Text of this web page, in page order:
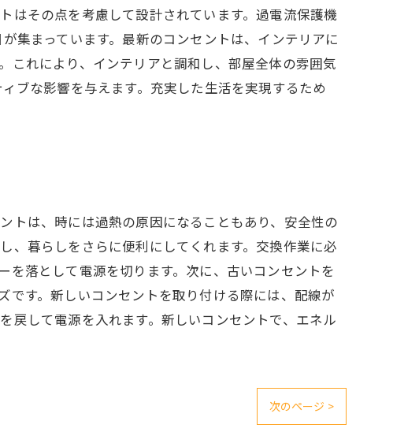
はその点を考慮して設計されています。過電流保護機
集まっています。最新のコンセントは、インテリアに
これにより、インテリアと調和し、部屋全体の雰囲気
ブな影響を与えます。充実した生活を実現するため
トは、時には過熱の原因になることもあり、安全性の
、暮らしをさらに便利にしてくれます。交換作業に必
落として電源を切ります。次に、古いコンセントを
です。新しいコンセントを取り付ける際には、配線が
戻して電源を入れます。新しいコンセントで、エネル
次のページ >